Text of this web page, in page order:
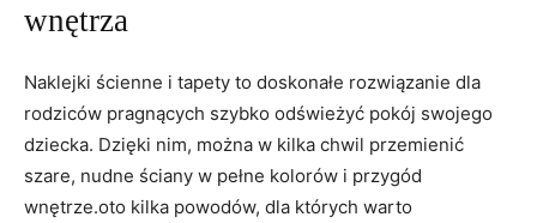
wnętrza
Naklejki ścienne i tapety to doskonałe rozwiązanie dla
rodziców pragnących szybko odświeżyć pokój swojego
dziecka. Dzięki nim, można w ‌kilka chwil przemienić
szare, nudne ściany ‌w ​pełne kolorów i ‍przygód
wnętrze.oto kilka powodów, dla‌ których warto